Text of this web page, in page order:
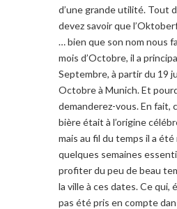
d’une grande utilité. Tout
devez savoir que
… bien que son nom nous
mois d’Octobre, il a
Septembre, à partir du 19
Octobre à Munich. Et
demanderez-vous. En fait,
bière était à l’origine
mais au fil du temps il a
quelques semaines
profiter du peu de beau
la ville à ces dates. Ce qui,
pas été pris en compte